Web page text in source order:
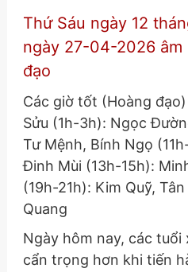
Thứ Sáu ngày 12
ngày 27-04-2026 âm
đạo
Các giờ tốt (Hoàng
Sửu (1h-3h): Ngọc
Tư Mệnh, Bính Ngọ
Đinh Mùi (13h-15h):
(19h-21h): Kim Quỹ,
Quang
Ngày hôm nay, các tuổi
cẩn trọng hơn khi tiến